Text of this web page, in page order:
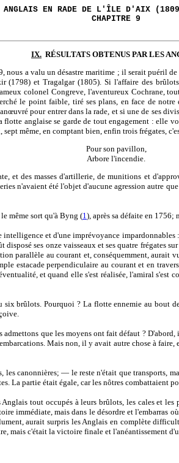
ANGLAIS EN RADE DE L'ÎLE D'AIX
CHAPITRE 9
IX. RÉSULTATS OBTENUS PAR LES
a valu un désastre maritime ; il serait puéril
et Tragalgar (1805). Si l'affaire des
colonel Congreve, l'aventureux Cochrane,
le point faible, tiré ses plans, en face de
pour entrer dans la rade, et si une de ses
flotte anglaise se garde de tout engagement : elle
même, en comptant bien, enfin trois frégates,
Pour son pavillon,
Arbore l'incendie.
et des masses d'artillerie, de munitions et
n'avaient été l'objet d'aucune agression autre
même sort qu'à Byng (1), après sa défaite en 1756;
et d'une imprévoyance
ses onze vaisseaux et ses quatre frégates
parallèle au courant et, conséquemment, aurait
estacade perpendiculaire au courant et en
et quand elle s'est réalisée, l'amiral s'est
brûlots. Pourquoi ? La flotte ennemie au bout
que les moyens ont fait défaut ?
Mais non, il y avait autre chose à
canonnières; — le reste n'était que transports,
La partie était égale, car les nôtres combattaient
tout occupés à leurs brûlots, les cales et
immédiate, mais dans le désordre et
aurait surpris les Anglais en complète
mais c'était la victoire finale et l'anéantissement